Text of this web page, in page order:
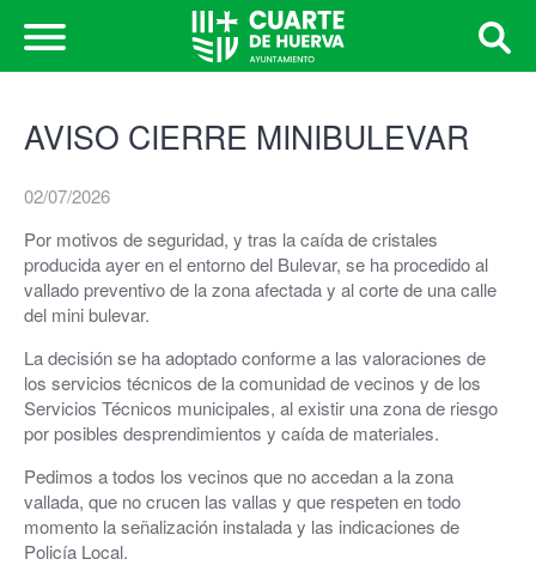
AVISO CIERRE MINIBULEVAR
02/07/2026
Por motivos de seguridad, y tras la caída de cristales
producida ayer en el entorno del Bulevar, se ha procedido al
vallado preventivo de la zona afectada y al corte de una calle
del mini bulevar.
La decisión se ha adoptado conforme a las valoraciones de
los servicios técnicos de la comunidad de vecinos y de los
Servicios Técnicos municipales, al existir una zona de riesgo
por posibles desprendimientos y caída de materiales.
Pedimos a todos los vecinos que no accedan a la zona
vallada, que no crucen las vallas y que respeten en todo
momento la señalización instalada y las indicaciones de
Policía Local.